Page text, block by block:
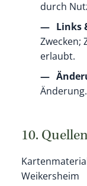
durch
Links
Zwecken;
erlaubt.
Änderung.
10.
Weikersheim